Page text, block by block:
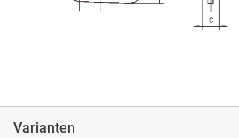
Varianten